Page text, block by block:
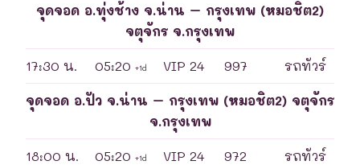
จุดจอด อ.ทุ่งช้าง จ.น่าน – กรุงเทพ (หมอชิต2)
จตุจักร จ.กรุงเทพ
17:30 น. 05:20 +1d VIP 24 997 รถทัวร์
จุดจอด อ.ปัว จ.น่าน – กรุงเทพ (หมอชิต2) จตุจักร
จ.กรุงเทพ
18:00 น. 05:20 +1d VIP 24 972 รถทัวร์